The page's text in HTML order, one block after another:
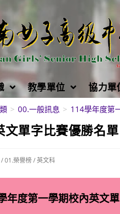
教學單位 協力單
> 00.一般訊息 > 114學年度第
單字比賽優勝名單
/01.榮譽榜/英文科
年度第一學期校內英文